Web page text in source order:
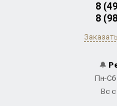
8
8
🔔
Пн-Сб
Вс